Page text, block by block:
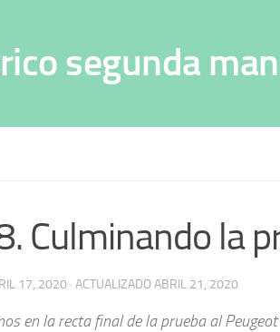
segunda
Culminando la
17, 2020 · ACTUALIZADOABRIL 21, 2020
en la recta final de la prueba al